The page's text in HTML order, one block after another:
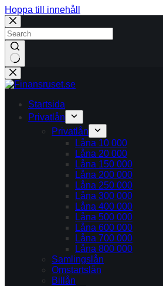
Hoppa till innehåll
Inga
resultat
Startsida
Privatlån
Privatlån
Låna 10 000
Låna 20 000
Låna 150 000
Låna 200 000
Låna 250 000
Låna 300 000
Låna 400 000
Låna 500 000
Låna 600 000
Låna 700 000
Låna 800 000
Samlingslån
Omstartslån
Billån